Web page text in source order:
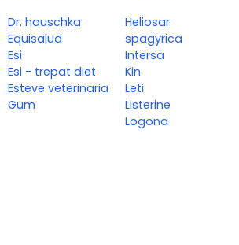
Dr. hauschka
Equisalud
Esi
Esi - trepat diet
Esteve veterinaria
Gum
Heliosar
spagyrica
Intersa
Kin
Leti
Listerine
Logona